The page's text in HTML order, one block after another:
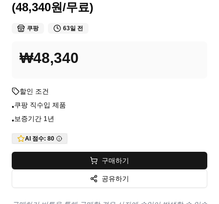
(48,340원/무료)
쿠팡 63일 전
₩48,340
할인 조건
•쿠팡 직수입 제품
•보증기간 1년
AI 점수: 80
구매하기
공유하기